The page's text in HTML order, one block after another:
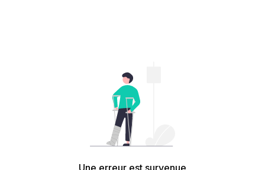
Une erreur est survenue